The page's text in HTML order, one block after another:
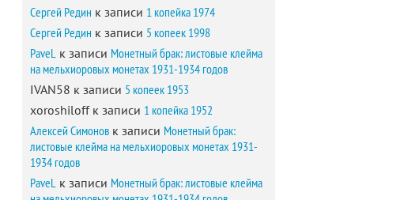
Сергей Редин к записи 1 копейка 1974
Сергей Редин к записи 5 копеек 1998
PaveL к записи Монетный брак: листовые клейма
на мельхиоровых монетах 1931-1934 годов
IVAN58 к записи 5 копеек 1953
xoroshiloffк записи 1 копейка 1952
Алексей Симонов к записи Монетный брак:
листовые клейма на мельхиоровых монетах 1931-
1934 годов
PaveL к записи Монетный брак: листовые клейма